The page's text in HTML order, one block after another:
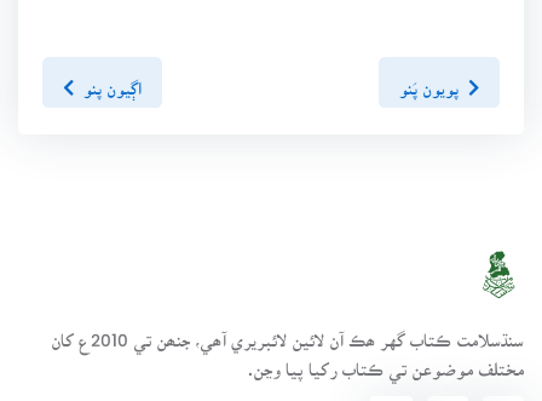
پويون پَنو اڳيون پنو
سنڌسلامت ڪتاب گهر ھڪ آن لائين لائبريري آھي، جنھن تي 2010ع کان
مختلف موضوعن تي ڪتاب رکيا پيا وڃن.